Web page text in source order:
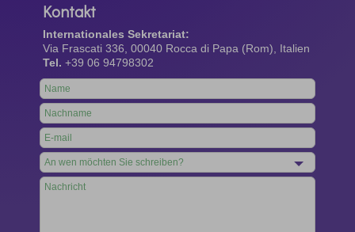
Kontakt
Internationales Sekretariat:
Via Frascati 336, 00040 Rocca di Papa (Rom), Italien
Tel. +39 06 94798302
Leave
this
field
blank